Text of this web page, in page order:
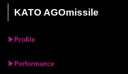
KATO AGOmissile
▶︎Profile
▶︎Performance